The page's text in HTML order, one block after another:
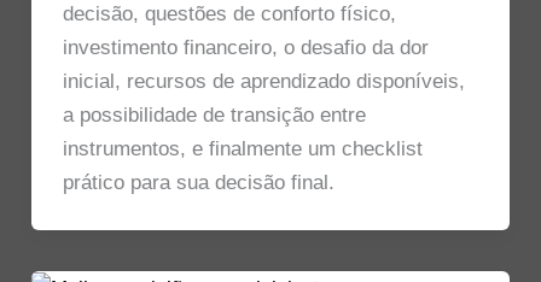
decisão, questões de conforto físico,
investimento financeiro, o desafio da dor
inicial, recursos de aprendizado disponíveis,
a possibilidade de transição entre
instrumentos, e finalmente um checklist
prático para sua decisão final.